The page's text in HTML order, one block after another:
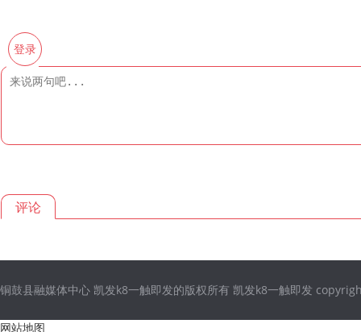
登录
评论
铜鼓县融媒体中心 凯发k8一触即发的版权所有 凯发k8一触即发
网站地图